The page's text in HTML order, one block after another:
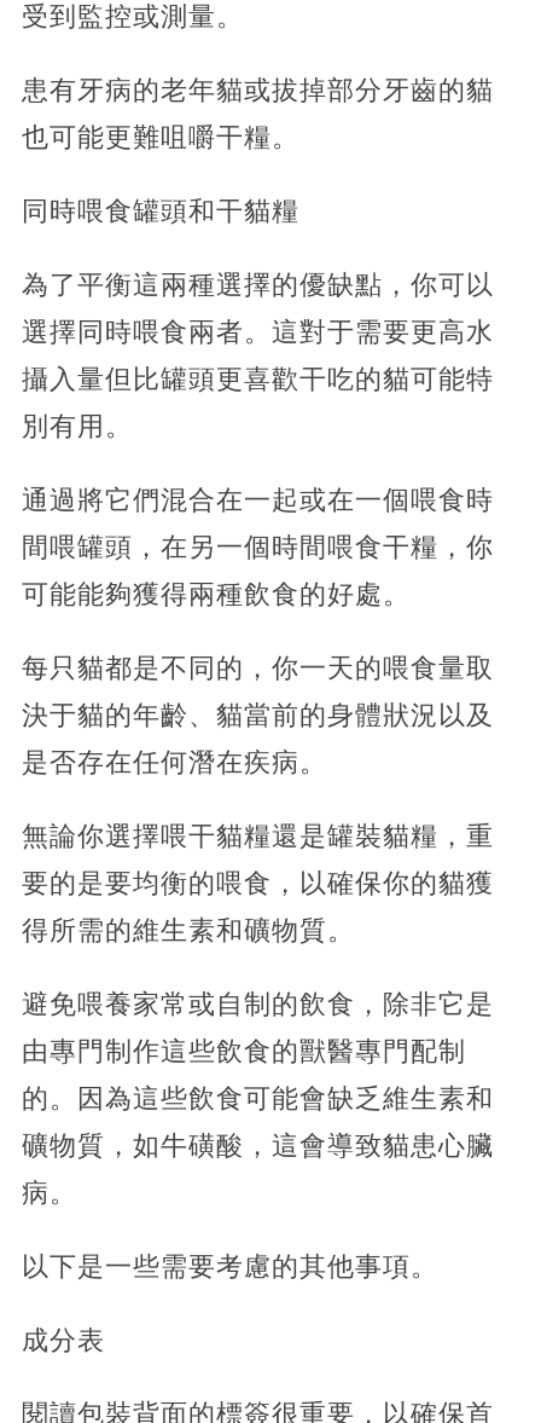
受到監控或測量。
患有牙病的老年貓或拔掉部分牙齒的貓
也可能更難咀嚼干糧。
同時喂食罐頭和干貓糧
為了平衡這兩種選擇的優缺點，你可以
選擇同時喂食兩者。這對于需要更高水
攝入量但比罐頭更喜歡干吃的貓可能特
別有用。
通過將它們混合在一起或在一個喂食時
間喂罐頭，在另一個時間喂食干糧，你
可能能夠獲得兩種飲食的好處。
每只貓都是不同的，你一天的喂食量取
決于貓的年齡、貓當前的身體狀況以及
是否存在任何潛在疾病。
無論你選擇喂干貓糧還是罐裝貓糧，重
要的是要均衡的喂食，以確保你的貓獲
得所需的維生素和礦物質。
避免喂養家常或自制的飲食，除非它是
由專門制作這些飲食的獸醫專門配制
的。因為這些飲食可能會缺乏維生素和
礦物質，如牛磺酸，這會導致貓患心臟
病。
以下是一些需要考慮的其他事項。
成分表
閱讀包裝背面的標簽很重要，以確保首